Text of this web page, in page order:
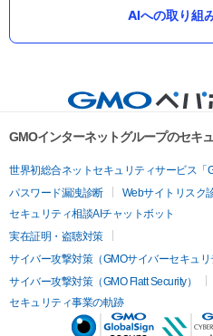
AIへの取り組
GMOインターネットグループのセキ
世界初総合ネットセキュリティサービス「
パスワード漏洩診断
Webサイトリスク
セキュリティ相談AIチャットボット
実在証明・盗聴対策
サイバー攻撃対策（GMOサイバーセキュリ
サイバー攻撃対策（GMO Flatt Security）
セキュリティ事業の軌跡